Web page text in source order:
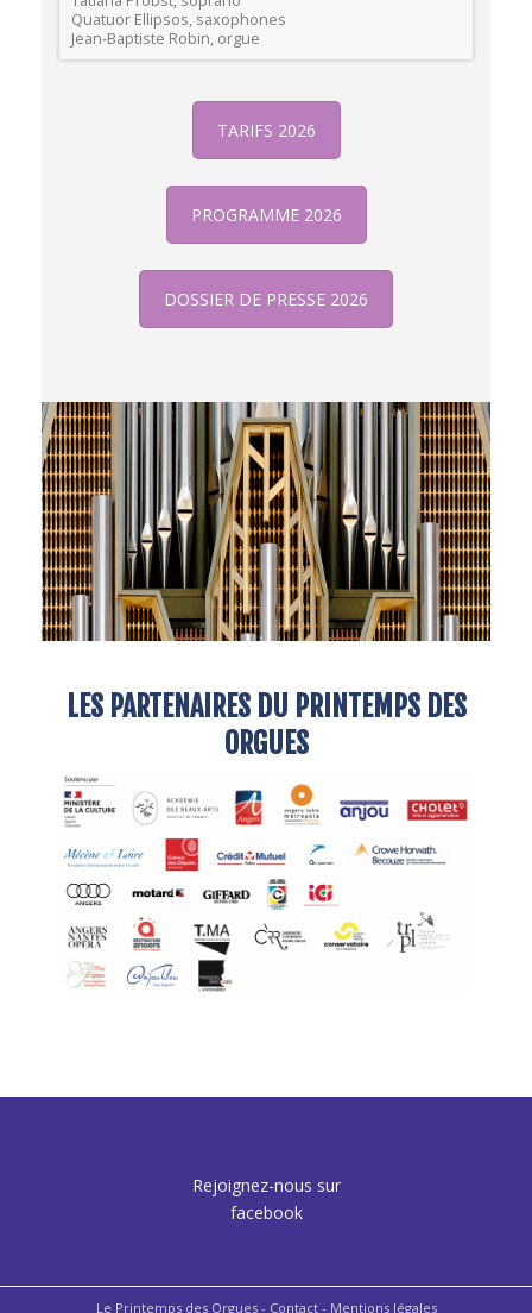
Quatuor Ellipsos, saxophones
Jean-Baptiste Robin, orgue
TARIFS 2026
PROGRAMME 2026
DOSSIER DE PRESSE 2026
LES PARTENAIRES DU PRINTEMPS DES
ORGUES
Rejoignez-nous sur
facebook
Le Printemps des Orgues - Contact- Mentions légales